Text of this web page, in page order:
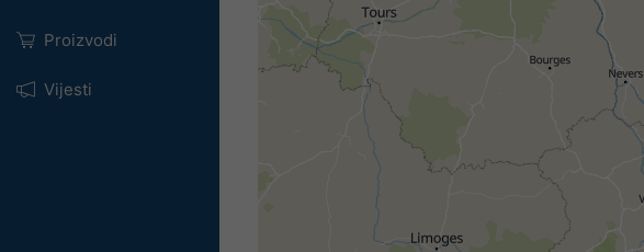
Proizvodi
Vijesti